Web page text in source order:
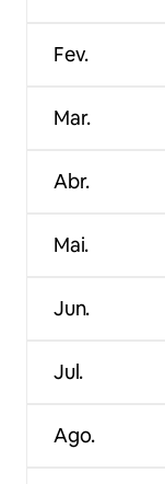
Fev.
Mar.
Abr.
Mai.
Jun.
Jul.
Ago.